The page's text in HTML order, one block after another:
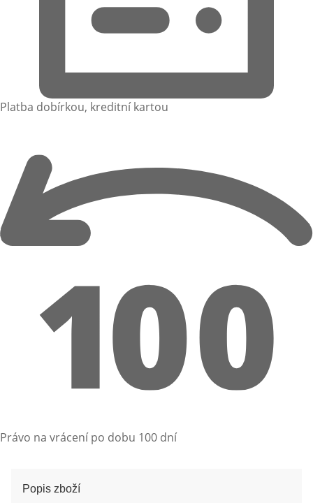
Platba dobírkou, kreditní kartou
Právo na vrácení po dobu 100 dní
Popis zboží